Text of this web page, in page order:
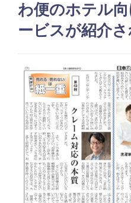
わ便のホテル
ービスが紹介さ